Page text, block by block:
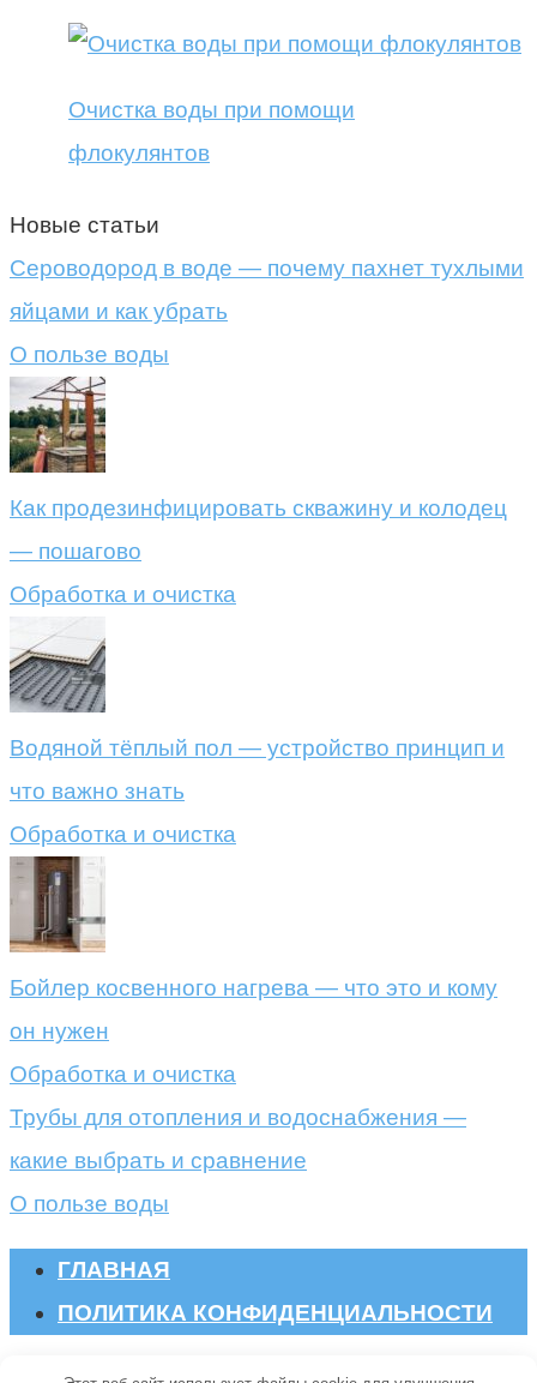
Очистка воды при помощи
флокулянтов
Новые статьи
Сероводород в воде — почему пахнет тухлыми
яйцами и как убрать
О пользе воды
Как продезинфицировать скважину и колодец
— пошагово
Обработка и очистка
Водяной тёплый пол — устройство принцип и
что важно знать
Обработка и очистка
Бойлер косвенного нагрева — что это и кому
он нужен
Обработка и очистка
Трубы для отопления и водоснабжения —
какие выбрать и сравнение
О пользе воды
ГЛАВНАЯ
ПОЛИТИКА КОНФИДЕНЦИАЛЬНОСТИ